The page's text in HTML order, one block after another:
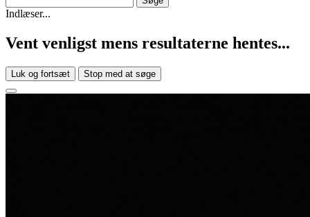
Indlæser...
Vent venligst mens resultaterne hentes...
Luk og fortsæt Stop med at søge